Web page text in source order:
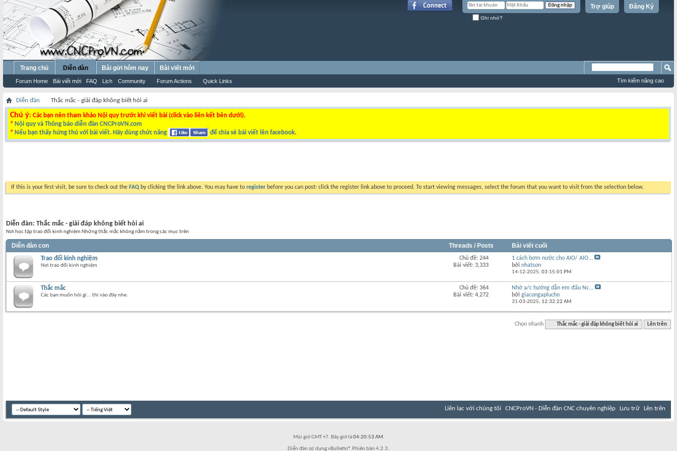
Đăng Ký
Trợ giúp
Ghi nhớ?
Trang chủ Diễn đàn
Forum Home Bài viết mới FAQ Lịch Community Forum Actions Quick Links
Bài gửi hôm nay Bài viết mới
Tìm kiếm nâng cao
Diễn đàn Thắc mắc - giải đáp không biết hỏi ai
Chú ý: Các bạn nên tham khảo Nội quy trước khi viết bài (click vào liên kết bên dưới).
* Nội quy và Thông báo diễn đàn CNCProVN.com
* Nếu bạn thấy hứng thú với bài viết. Hãy dùng chức năng để chia sẻ bài viết lên facebook.
If this is your first visit, be sure to check out the FAQ by clicking the link above. You may have to register before you can post: click the register link above to proceed. To start viewing messages, select the forum that you want to visit from the selection below.
Diễn đàn: Thắc mắc - giải đáp không biết hỏi ai
Nơi học tập trao đổi kinh nghiệm Những thắc mắc không nằm trong các mục trên
Diễn đàn con Threads / Posts Bài viết cuối
Trao đổi kinh nghiệm
Nơi trao đổi kinh nghiệm
diễn
Chủ đề: 244
Bài viết: 3,333
1 cách bơm nước cho AIO/ AIO...
bởinhatson
14-12-2025,03:15:01 PM
Thắc mắc
Các bạn muốn hỏi gì... thì vào đây nhe.
diễn
Chủ đề: 364
Bài viết: 4,272
Nhờ a/c hướng dẫn em đấu Nc...
bởigiacongapluchn
31-03-2025, 12:32:22 AM
Chọn nhanh Thắc mắc - giải đáp không biết hỏi ai Lên trên
Liên lạc với chúng tôi CNCProVN - Diễn đàn CNC chuyên nghiệp Lưu trữ Lên trên
Múi giờ GMT +7. Bây giờ là04:20:53 AM.
Diễn đàn sử dụng vBulletin® Phiên bản 4.2.3.